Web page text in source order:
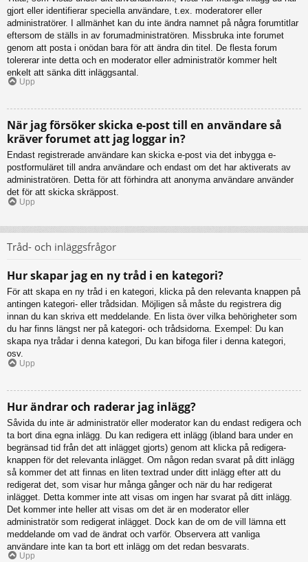
gjort eller identifierar speciella användare, t.ex. moderatorer eller
administratörer. I allmänhet kan du inte ändra namnet på några forumtitlar
eftersom de ställs in av forumadministratören. Missbruka inte forumet
genom att posta i onödan bara för att ändra din titel. De flesta forum
tolererar inte detta och en moderator eller administratör kommer helt
enkelt att sänka ditt inläggsantal.
Upp
När jag försöker skicka e-post till en användare så
kräver forumet att jag loggar in?
Endast registrerade användare kan skicka e-post via det inbygga e-
postformuläret till andra användare och endast om det har aktiverats av
administratören. Detta för att förhindra att anonyma användare använder
det för att skicka skräppost.
Upp
Tråd- och inläggsfrågor
Hur skapar jag en ny tråd i en kategori?
För att skapa en ny tråd i en kategori, klicka på den relevanta knappen på
antingen kategori- eller trådsidan. Möjligen så måste du registrera dig
innan du kan skriva ett meddelande. En lista över vilka behörigheter som
du har finns längst ner på kategori- och trådsidorna. Exempel: Du kan
skapa nya trådar i denna kategori, Du kan bifoga filer i denna kategori,
osv.
Upp
Hur ändrar och raderar jag inlägg?
Såvida du inte är administratör eller moderator kan du endast redigera och
ta bort dina egna inlägg. Du kan redigera ett inlägg (ibland bara under en
begränsad tid från det att inlägget gjorts) genom att klicka på redigera-
knappen för det relevanta inlägget. Om någon redan svarat på ditt inlägg
så kommer det att finnas en liten textrad under ditt inlägg efter att du
redigerat det, som visar hur många gånger och när du har redigerat
inlägget. Detta kommer inte att visas om ingen har svarat på ditt inlägg.
Det kommer inte heller att visas om det är en moderator eller
administratör som redigerat inlägget. Dock kan de om de vill lämna ett
meddelande om vad de ändrat och varför. Observera att vanliga
användare inte kan ta bort ett inlägg om det redan besvarats.
Upp